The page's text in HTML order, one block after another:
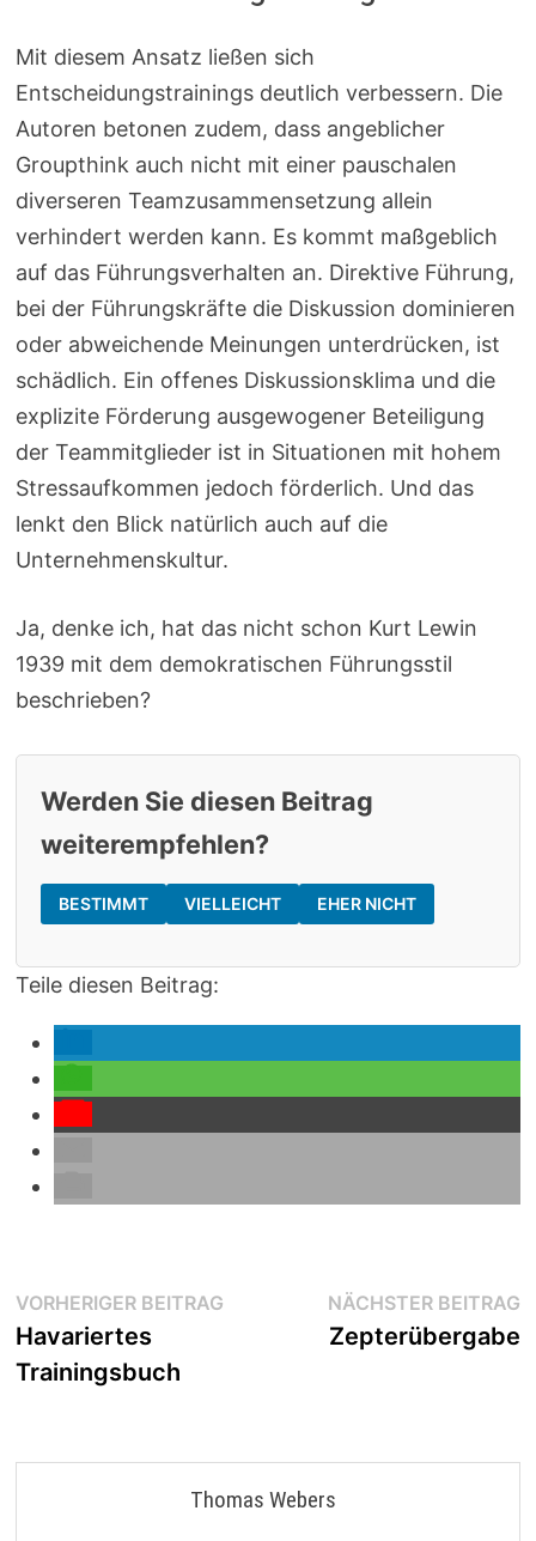
Mit diesem Ansatz ließen sich
Entscheidungstrainings deutlich verbessern. Die
Autoren betonen zudem, dass angeblicher
Groupthink auch nicht mit einer pauschalen
diverseren Teamzusammensetzung allein
verhindert werden kann. Es kommt maßgeblich
auf das Führungsverhalten an. Direktive Führung,
bei der Führungskräfte die Diskussion dominieren
oder abweichende Meinungen unterdrücken, ist
schädlich. Ein offenes Diskussionsklima und die
explizite Förderung ausgewogener Beteiligung
der Teammitglieder ist in Situationen mit hohem
Stressaufkommen jedoch förderlich. Und das
lenkt den Blick natürlich auch auf die
Unternehmenskultur.
Ja, denke ich, hat das nicht schon Kurt Lewin
1939 mit dem demokratischen Führungsstil
beschrieben?
Werden Sie diesen Beitrag
weiterempfehlen?
BESTIMMT VIELLEICHT EHER NICHT
Teile diesen Beitrag:
Beitragsnavigation
VORHERIGER BEITRAG Vorheriger
Havariertes
Trainingsbuch
NÄCHSTER BEITRAG
Zepterübergabe
Thomas Webers